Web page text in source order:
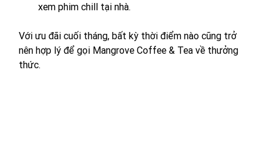
xem phim chill tại nhà.
Với ưu đãi cuối tháng, bất kỳ thời điểm nào cũng trở
nên hợp lý để gọi Mangrove Coffee & Tea về thưởng
thức.